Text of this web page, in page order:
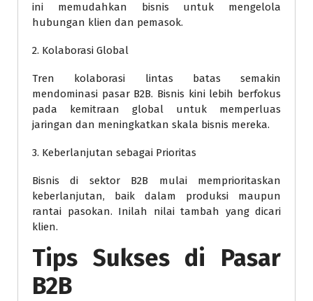
ini memudahkan bisnis untuk mengelola
hubungan klien dan pemasok.
2. Kolaborasi Global
Tren kolaborasi lintas batas semakin
mendominasi pasar B2B. Bisnis kini lebih berfokus
pada kemitraan global untuk memperluas
jaringan dan meningkatkan skala bisnis mereka.
3. Keberlanjutan sebagai Prioritas
Bisnis di sektor B2B mulai memprioritaskan
keberlanjutan, baik dalam produksi maupun
rantai pasokan. Inilah nilai tambah yang dicari
klien.
Tips Sukses di Pasar
B2B